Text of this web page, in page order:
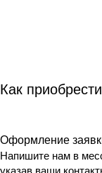
Как
Оформление
Напишите нам в
указав ваши